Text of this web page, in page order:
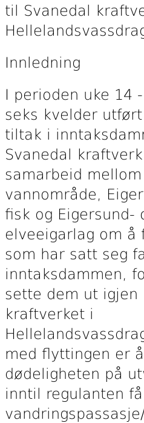
til Svanedal
Innledning
I perioden uke 14
seks kvelder
tiltak i
Svanedal
samarbeid
vannområde,
fisk og Eigersund-
elveeigarlag om å
som har satt seg
inntaksdammen,
sette dem ut igjen
kraftverket i
med flyttingen er
dødeligheten på
inntil regulanten